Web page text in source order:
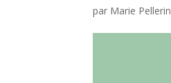
par Marie Pellerin